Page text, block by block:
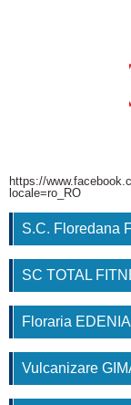
https://
locale=ro_RO
S.C. Floredana
SC TOTAL
Floraria EDENIA
Vulcanizare